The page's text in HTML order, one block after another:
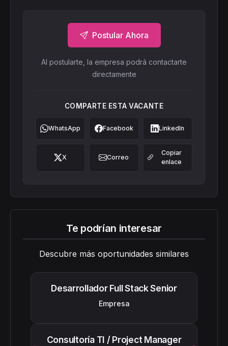
Postular Ahora
Al postularte, la empresa podrá contactarte
directamente
COMPARTE ESTA VACANTE
WhatsApp Facebook LinkedIn
X Correo
Copiar
enlace
Te podrían interesar
Descubre más oportunidades similares
Desarrollador Full Stack Senior
Empresa
Consultoría TI / Project Manager